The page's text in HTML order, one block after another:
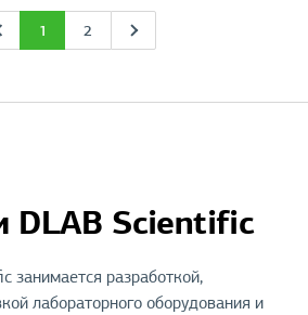
1 2
DLAB Scientific
занимается разработкой,
лабораторного оборудования и